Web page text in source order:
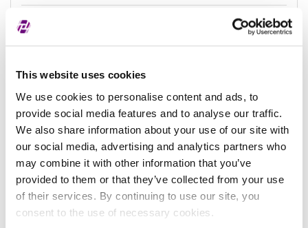
This website uses cookies
We use cookies to personalise content and ads, to
provide social media features and to analyse our traffic.
We also share information about your use of our site with
our social media, advertising and analytics partners who
may combine it with other information that you’ve
provided to them or that they’ve collected from your use
of their services. By continuing to use our site, you
consent to the use of necessary cookies.
Datum zadnjeg
ažuriranja
Podaci o subjektu
Naziv subjekta
Identifikator subjekta u